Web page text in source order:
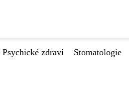
Psychické zdraví Stomatologie